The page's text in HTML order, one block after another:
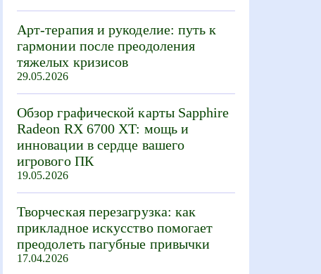
Арт-терапия и рукоделие: путь к
гармонии после преодоления
тяжелых кризисов
29.05.2026
Обзор графической карты Sapphire
Radeon RX 6700 XT: мощь и
инновации в сердце вашего
игрового ПК
19.05.2026
Творческая перезагрузка: как
прикладное искусство помогает
преодолеть пагубные привычки
17.04.2026